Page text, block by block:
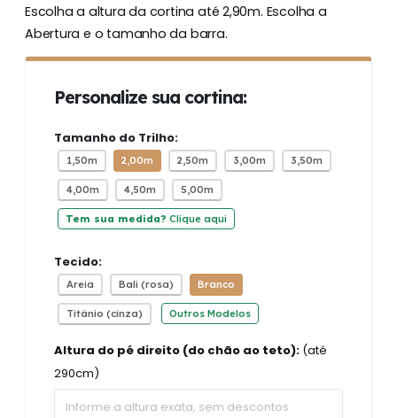
Escolha a altura da cortina até 2,90m. Escolha a
Abertura e o tamanho da barra.
Personalize sua cortina:
Tamanho do Trilho:
1,50m 2,00m 2,50m 3,00m 3,50m
4,00m 4,50m 5,00m
Tem sua medida? Clique aqui
Tecido:
Areia Bali (rosa) Branco
Titânio (cinza) Outros Modelos
Altura do pé direito (do chão ao teto): (até
290cm)